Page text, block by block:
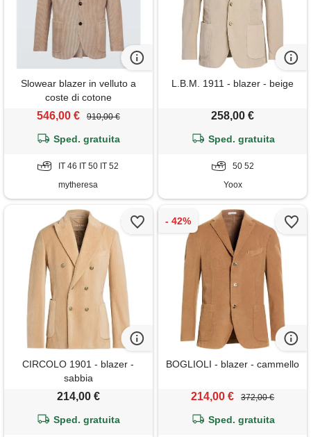
Slowear blazer in velluto a
coste di cotone
546,00 € 910,00 €
Sped. gratuita
IT 46 IT 50 IT 52
mytheresa
L.B.M. 1911 - blazer - beige
258,00 €
Sped. gratuita
50 52
Yoox
CIRCOLO 1901 - blazer -
sabbia
214,00 €
Sped. gratuita
BOGLIOLI - blazer - cammello
214,00 € 372,00 €
Sped. gratuita